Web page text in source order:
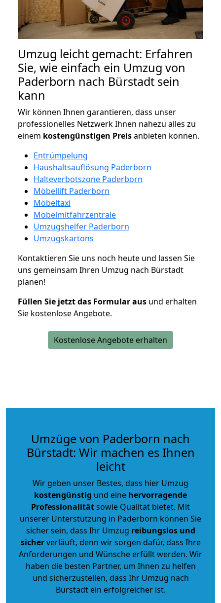
Umzug leicht gemacht: Erfahren
Sie, wie einfach ein Umzug von
Paderborn nach Bürstadt sein
kann
Wir können Ihnen garantieren, dass unser
professionelles Netzwerk Ihnen nahezu alles zu
einem kostengünstigen Preisanbieten können.
Entrümpelung
Haushaltsauflösung Paderborn
Halteverbotszone Paderborn
Möbellift Paderborn
Möbeltaxi
Möbelmitfahrzentrale
Umzugshelfer Paderborn
Umzugskartons
Kontaktieren Sie uns noch heute und lassen Sie
uns gemeinsam Ihren Umzug nach Bürstadt
planen!
Füllen Sie jetzt das Formular aus und erhalten
Sie kostenlose Angebote.
Kostenlose Angebote erhalten
Umzüge von Paderborn nach
Bürstadt: Wir machen es Ihnen
leicht
Wir geben unser Bestes, dass hier Umzug
kostengünstig und eine hervorragende
Professionalitätsowie Qualität bietet. Mit
unserer Unterstützung in Paderborn können Sie
sicher sein, dass Ihr Umzug reibungslos und
sicherverläuft, denn wir sorgen dafür, dass Ihre
Anforderungen und Wünsche erfüllt werden. Wir
haben die besten Partner, um Ihnen zu helfen
und sicherzustellen, dass Ihr Umzug nach
Bürstadt ein erfolgreicher ist.